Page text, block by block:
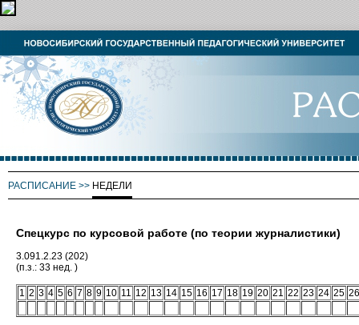
РАСПИСАНИЕ >> НЕДЕЛИ
Спецкурс по курсовой работе (по теории журналистики)
3.091.2.23 (202)
(п.з.: 33 нед. )
1 2 3 4 5 6 7 8 9 10 11 12 13 14 15 16 17 18 19 20 21 22 23 24 25 26